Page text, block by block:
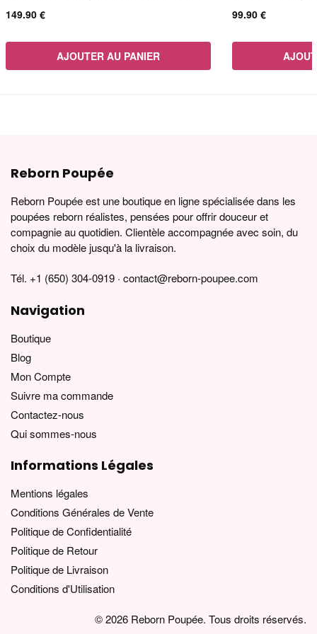
149.90 €
AJOUTER AU PANIER
99.90 €
Reborn Poupée
Reborn Poupée est une boutique en ligne spécialisée dans les
poupées reborn réalistes, pensées pour offrir douceur et
compagnie au quotidien. Clientèle accompagnée avec soin, du
choix du modèle jusqu'à la livraison.
Tél. +1 (650) 304-0919 · contact@reborn-poupee.com
Navigation
Boutique
Blog
Mon Compte
Suivre ma commande
Contactez-nous
Qui sommes-nous
Informations Légales
Mentions légales
Conditions Générales de Vente
Politique de Confidentialité
Politique de Retour
Politique de Livraison
Conditions d'Utilisation
© 2026 Reborn Poupée. Tous droits réservés.